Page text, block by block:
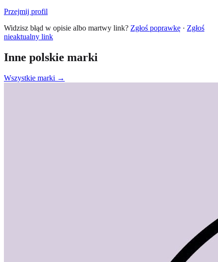
Przejmij profil
Widzisz błąd w opisie albo martwy link? Zgłoś poprawkę · Zgłoś
nieaktualny link
Inne polskie marki
Wszystkie marki →